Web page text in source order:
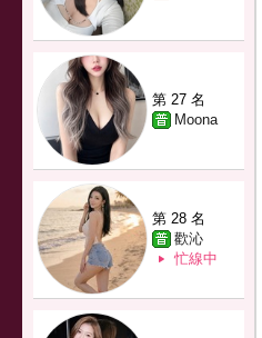
第 27 名
Moona
第 28 名
歡沁
忙線中